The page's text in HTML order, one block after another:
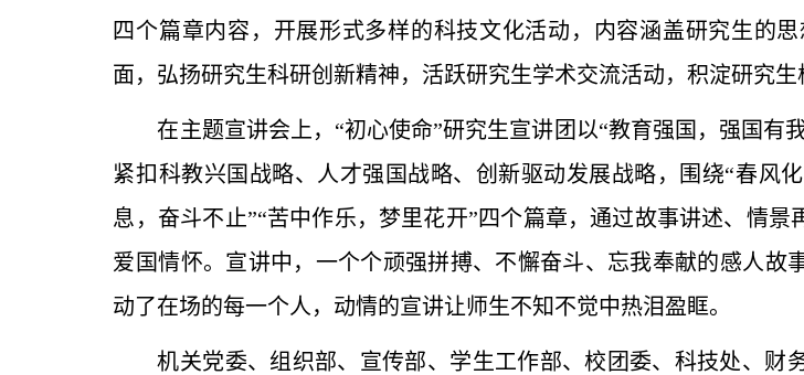
四个篇章内容，开展形式多样的科技文化活动，内容涵盖研究生的
面，弘扬研究生科研创新精神，活跃研究生学术交流活动，积淀研究生
在主题宣讲会上，“初心使命”研究生宣讲团以“教育强国，强国
紧扣科教兴国战略、人才强国战略、创新驱动发展战略，围绕“春风
息，奋斗不止”“苦中作乐，梦里花开”四个篇章，通过故事讲述、情
爱国情怀。宣讲中，一个个顽强拼搏、不懈奋斗、忘我奉献的感人
动了在场的每一个人，动情的宣讲让师生不知不觉中热泪盈眶。
机关党委、组织部、宣传部、学生工作部、校团委、科技处、